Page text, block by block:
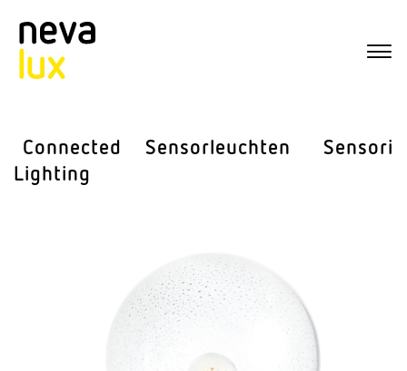
Connected
Lighting
Sensor­leuchten Sensorik